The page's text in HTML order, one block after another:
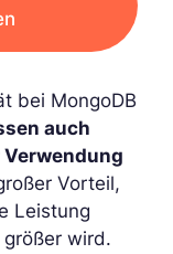
bei MongoDB
auch
Verwendung
Vorteil,
Leistung
wird.